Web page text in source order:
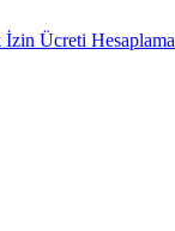
İzin Ücreti Hesaplama